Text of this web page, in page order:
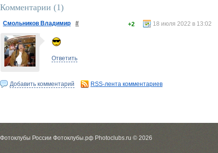
Комментарии (1)
Смольников Владимир # 18 июля 2022 в 13:02
+2
Ответить
Добавить комментарий RSS-лента комментариев
Фотоклубы России Фотоклубы.рф Photoclubs.ru © 2026